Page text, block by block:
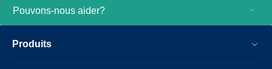
Pouvons-nous aider?
Produits